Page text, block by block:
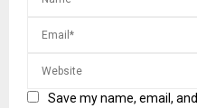
Save my name, email,